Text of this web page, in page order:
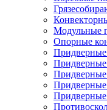
Модульные
Опорные
Придверные